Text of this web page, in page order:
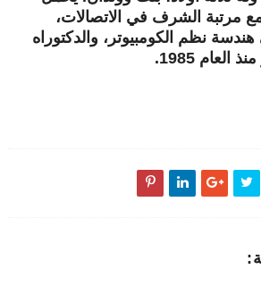
مرتبة الشرف في الاتصالات،
نظم الكومبيوتر، والدكتوراه
1985
.